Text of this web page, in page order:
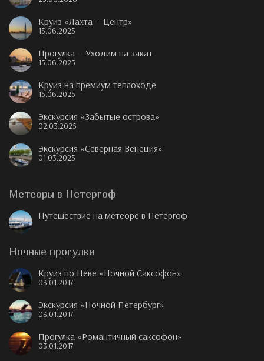
Круиз «Лахта — Центр»
15.06.2025
Прогулка — Уходим на закат
15.06.2025
Круиз на премиум теплоходе
15.06.2025
Экскурсия «Забытые острова»
02.03.2025
Экскурсия «Северная Венеция»
01.03.2025
Метеоры в Петергоф
Путешествие на метеоре в Петергоф
Ночные прогулки
Круиз по Неве «Ночной Саксофон»
03.01.2017
Экскурсия «Ночной Петербург»
03.01.2017
Прогулка «Романтичный саксофон»
03.01.2017